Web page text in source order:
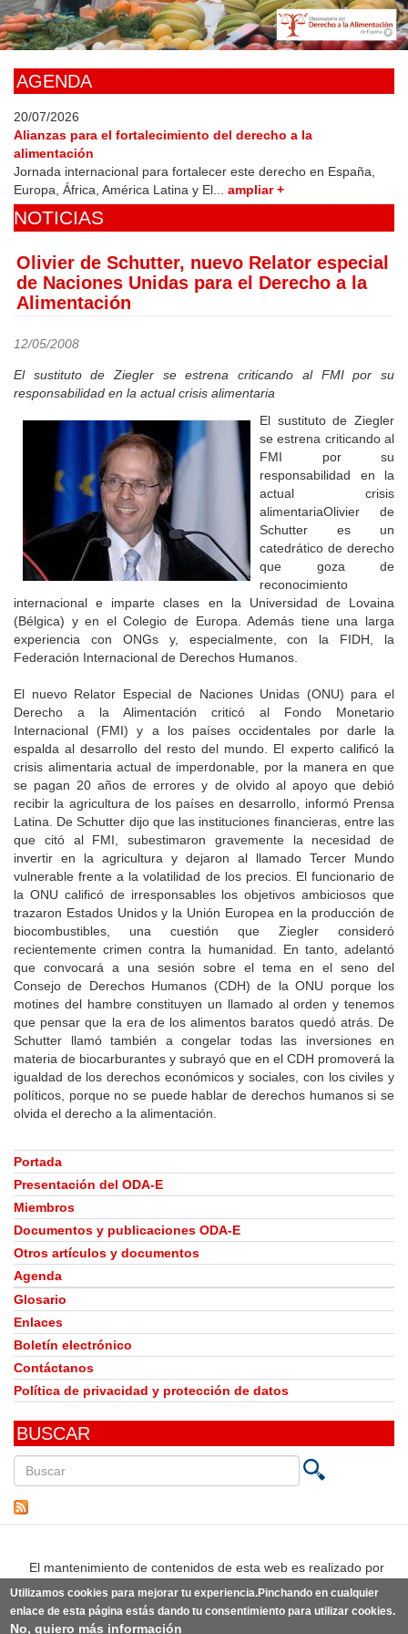
Skip
to
main
AGENDA
20/07/2026
Alianzas para el fortalecimiento del derecho a la
alimentación
Jornada internacional para fortalecer este derecho en España,
Europa, África, América Latina y El... ampliar +
NOTICIAS
Olivier de Schutter, nuevo Relator especial
de Naciones Unidas para el Derecho a la
Alimentación
12/05/2008
El sustituto de Ziegler se estrena criticando al FMI por su
responsabilidad en la actual crisis alimentaria
El sustituto de Ziegler
se estrena criticando al
FMI por su
responsabilidad en la
actual crisis
alimentariaOlivier de
Schutter es un
catedrático de derecho
que goza de
reconocimiento
internacional e imparte clases en la Universidad de Lovaina
(Bélgica) y en el Colegio de Europa. Además tiene una larga
experiencia con ONGs y, especialmente, con la FIDH, la
Federación Internacional de Derechos Humanos.
El nuevo Relator Especial de Naciones Unidas (ONU) para el
Derecho a la Alimentación criticó al Fondo Monetario
Internacional (FMI) y a los países occidentales por darle la
espalda al desarrollo del resto del mundo. El experto calificó la
crisis alimentaria actual de imperdonable, por la manera en que
se pagan 20 años de errores y de olvido al apoyo que debió
recibir la agricultura de los países en desarrollo, informó Prensa
Latina. De Schutter dijo que las instituciones financieras, entre las
que citó al FMI, subestimaron gravemente la necesidad de
invertir en la agricultura y dejaron al llamado Tercer Mundo
vulnerable frente a la volatilidad de los precios. El funcionario de
la ONU calificó de irresponsables los objetivos ambiciosos que
trazaron Estados Unidos y la Unión Europea en la producción de
biocombustibles, una cuestión que Ziegler consideró
recientemente crimen contra la humanidad. En tanto, adelantó
que convocará a una sesión sobre el tema en el seno del
Consejo de Derechos Humanos (CDH) de la ONU porque los
motines del hambre constituyen un llamado al orden y tenemos
que pensar que la era de los alimentos baratos quedó atrás. De
Schutter llamó también a congelar todas las inversiones en
materia de biocarburantes y subrayó que en el CDH promoverá la
igualdad de los derechos económicos y sociales, con los civiles y
políticos, porque no se puede hablar de derechos humanos si se
olvida el derecho a la alimentación.
Portada
Presentación del ODA-E
Miembros
Documentos y publicaciones ODA-E
Otros artículos y documentos
Agenda
Glosario
Enlaces
Boletín electrónico
Contáctanos
Política de privacidad y protección de datos
BUSCAR
en
El mantenimiento de contenidos de esta web es realizado por
Utilizamos cookies para mejorar tu experiencia.Pinchando en cualquier
enlace de esta página estás dando tu consentimiento para utilizar cookies.
No, quiero más información